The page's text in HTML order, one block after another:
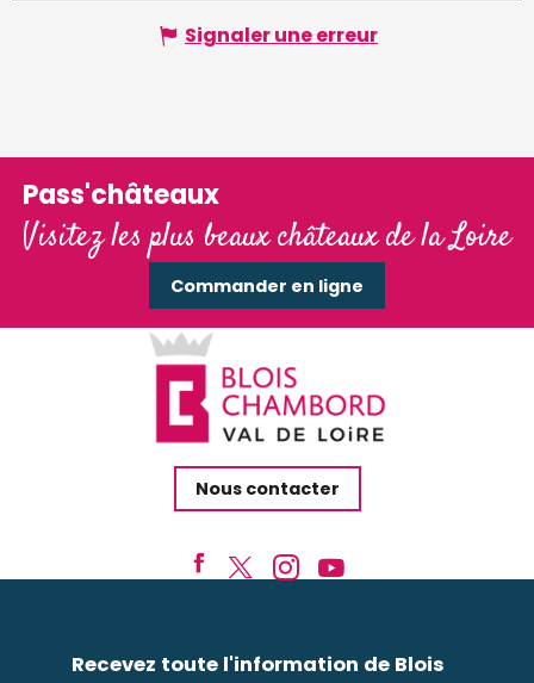
Signaler une erreur
Pass'châteaux
Visitez les plus beaux châteaux de la Loire
Commander en ligne
Nous contacter
Recevez toute l'information de Blois